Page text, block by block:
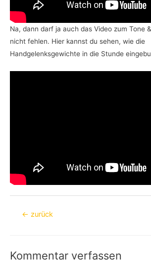
Na, dann darf ja auch das Video zum Tone
nicht fehlen. Hier kannst du sehen, wie die
Handgelenksgewichte in die Stunde
Beitragsnavigation
← zurück
Kommentar verfassen